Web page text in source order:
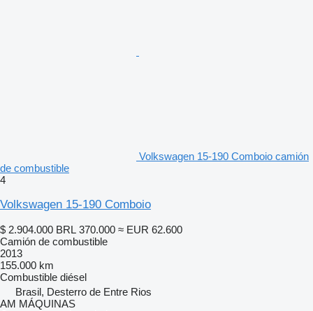
Volkswagen 15-190 Comboio camión
de combustible
4
Volkswagen 15-190 Comboio
$ 2.904.000 BRL 370.000 ≈ EUR 62.600
Camión de combustible
2013
155.000 km
Combustible diésel
Brasil, Desterro de Entre Rios
AM MÁQUINAS